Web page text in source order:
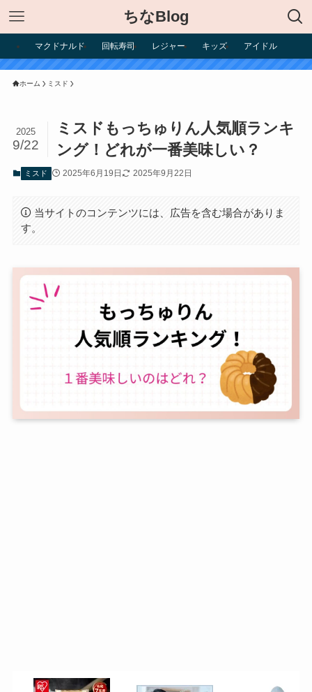
ちなBlog
マクドナルド 回転寿司 レジャー キッズ アイドル
ホーム ミスド
ミスドもっちゅりん人気順ランキ
ング！どれが一番美味しい？
2025
9/22
ミスド 2025年6月19日 2025年9月22日
当サイトのコンテンツには、広告を含む場合がありま
す。